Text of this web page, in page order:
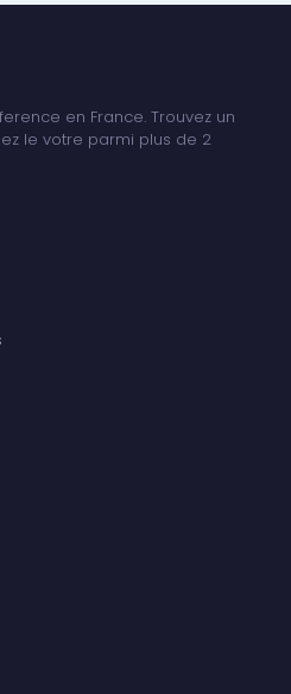
en France. Trouvez un
le votre parmi plus de 2